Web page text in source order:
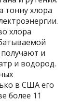
тонну хлора
хлора
и
и водород.
в США его
более 11